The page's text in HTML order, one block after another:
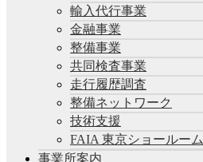
輸入代行事業
金融事業
整備事業
共同検査事業
走行履歴調査
整備ネットワーク
技術支援
FAIA 東京ショールーム
事業所案内